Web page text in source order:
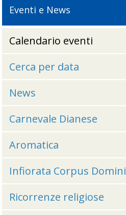
Eventi e News
Calendario eventi
Cerca per data
News
Carnevale Dianese
Aromatica
Infiorata Corpus Domini
Ricorrenze religiose